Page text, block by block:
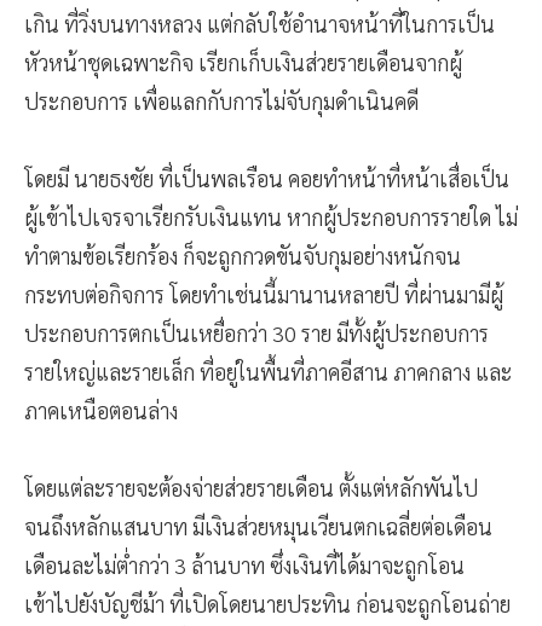
เกิน ที่วิ่งบนทางหลวง แต่กลับใช้อำนาจหน้าที่ในการเป็น
หัวหน้าชุดเฉพาะกิจ เรียกเก็บเงินส่วยรายเดือนจากผู้
ประกอบการ เพื่อแลกกับการไม่จับกุมดำเนินคดี
โดยมี นายธงชัย ที่เป็นพลเรือน คอยทำหน้าที่หน้าเสื่อเป็น
ผู้เข้าไปเจรจาเรียกรับเงินแทน หากผู้ประกอบการรายใด ไม่
ทำตามข้อเรียกร้อง ก็จะถูกกวดขันจับกุมอย่างหนักจน
กระทบต่อกิจการ โดยทำเช่นนี้มานานหลายปี ที่ผ่านมามีผู้
ประกอบการตกเป็นเหยื่อกว่า 30 ราย มีทั้งผู้ประกอบการ
รายใหญ่และรายเล็ก ที่อยู่ในพื้นที่ภาคอีสาน ภาคกลาง และ
ภาคเหนือตอนล่าง
โดยแต่ละรายจะต้องจ่ายส่วยรายเดือน ตั้งแต่หลักพันไป
จนถึงหลักแสนบาท มีเงินส่วยหมุนเวียนตกเฉลี่ยต่อเดือน
เดือนละไม่ต่ำกว่า 3 ล้านบาท ซึ่งเงินที่ได้มาจะถูกโอน
เข้าไปยังบัญชีม้า ที่เปิดโดยนายประทิน ก่อนจะถูกโอนถ่าย